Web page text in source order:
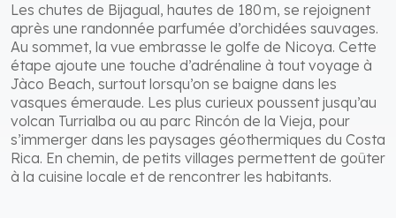
Les chutes de Bijagual, hautes de 180 m, se rejoignent
après une randonnée parfumée d’orchidées sauvages.
Au sommet, la vue embrasse le golfe de Nicoya. Cette
étape ajoute une touche d’adrénaline à tout voyage à
Jàco Beach, surtout lorsqu’on se baigne dans les
vasques émeraude. Les plus curieux poussent jusqu’au
volcan Turrialba ou au parc Rincón de la Vieja, pour
s’immerger dans les paysages géothermiques du Costa
Rica. En chemin, de petits villages permettent de goûter
à la cuisine locale et de rencontrer les habitants.